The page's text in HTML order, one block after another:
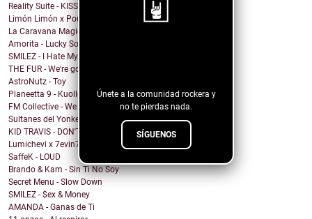
Únete a la comunidad rockera y
no te pierdas nada.
SÍGUENOS
Reality Suite - KISS THE RING
Limón Limón x Poulish Kid - CALL NOW BUY NOW
La Caravana Magica - Todo Se Paga en Esta Vida (fe...
Amorita - Lucky Solita
SMILEZ - I Hate My Ex
THE FUR - We're going under
AstroNutz - Toy
Planeetta 9 - Kuolleet vain muistaa
FM Collective - We Can Roll
Sultanes del Yonke - Pasa El Tiempo
KID TRAVIS - DON'T WANNA WAKE
Lumichevi x 7evin7ins x Clever - Miss You More
SaffeK - LOUD
Brando & Kam - Sin Ti No Soy
Secret Menu - Slow Down
SMILEZ - $ex & Money
AMANDA - Ganas de Ti